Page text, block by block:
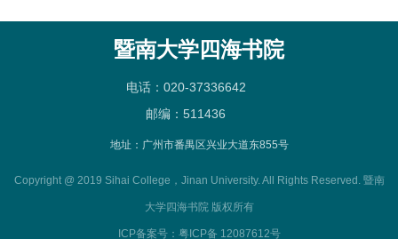
暨南大学四海书院
电话：020-37336642
邮编：511436
地址：广州市番禺区兴业大道东855号
Copyright @ 2019 Sihai College，Jinan University. All Rights Reserved. 暨南
大学四海书院 版权所有
ICP备案号：粤ICP备 12087612号